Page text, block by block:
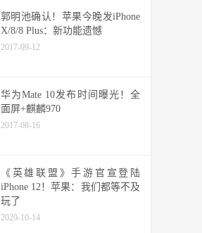
郭明池确认！苹果今晚发iPhone
X/8/8 Plus：新功能遗憾
2017-09-12
华为Mate 10发布时间曝光！全
面屏+麒麟970
2017-08-16
《英雄联盟》手游官宣登陆
iPhone 12！苹果：我们都等不及
玩了
2020-10-14